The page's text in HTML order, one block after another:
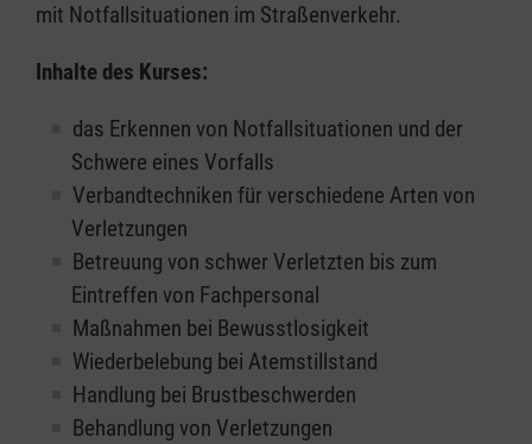
mit Notfallsituationen im Straßenverkehr.
Inhalte des Kurses:
das Erkennen von Notfallsituationen und der
Schwere eines Vorfalls
Verbandtechniken für verschiedene Arten von
Verletzungen
Betreuung von schwer Verletzten bis zum
Eintreffen von Fachpersonal
Maßnahmen bei Bewusstlosigkeit
Wiederbelebung bei Atemstillstand
Handlung bei Brustbeschwerden
Behandlung von Verletzungen